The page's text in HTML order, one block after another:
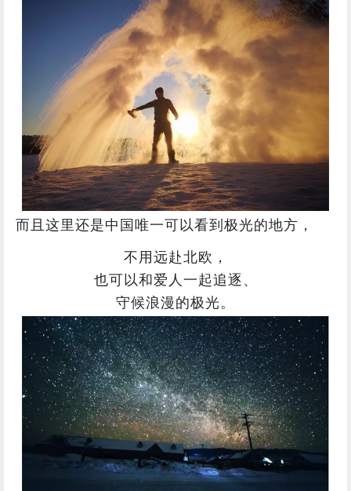
而且这里还是中国唯一可以看到极光的地方，
不用远赴北欧，
也可以和爱人一起追逐、
守候浪漫的极光。